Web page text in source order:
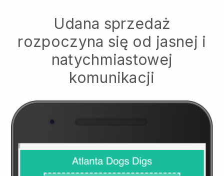
Udana sprzedaż
rozpoczyna się od jasnej i
natychmiastowej
komunikacji